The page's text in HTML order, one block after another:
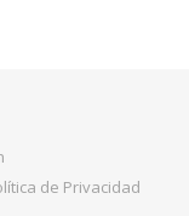
de Privacidad